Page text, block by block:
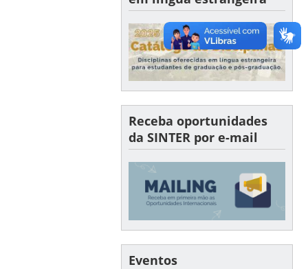
Receba oportunidades
da SINTER por e-mail
Eventos